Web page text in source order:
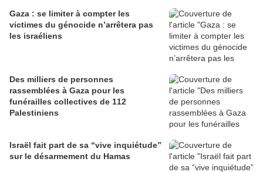
Gaza : se limiter à compter les
victimes du génocide n’arrêtera pas
les israéliens
Des milliers de personnes
rassemblées à Gaza pour les
funérailles collectives de 112
Palestiniens
Israël fait part de sa “vive inquiétude”
sur le désarmement du Hamas